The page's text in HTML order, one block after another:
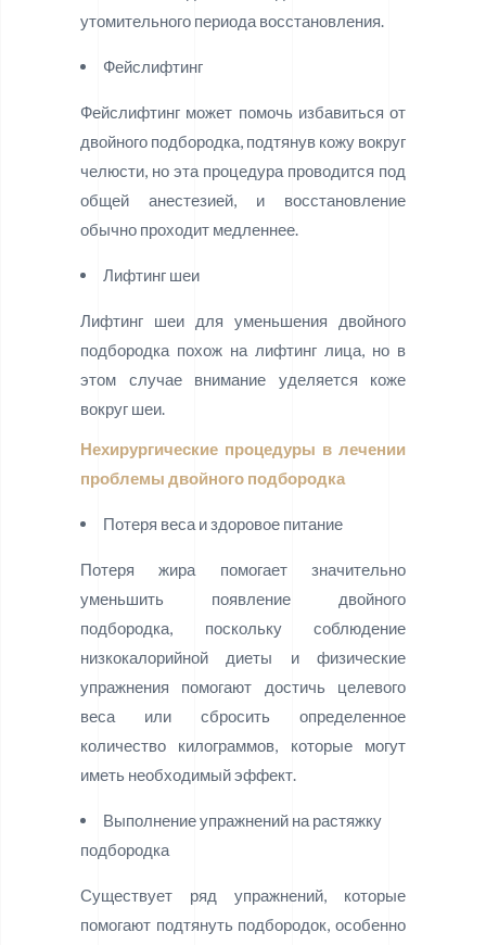
утомительного периода восстановления.
Фейслифтинг
Фейслифтинг может помочь избавиться от
двойного подбородка, подтянув кожу вокруг
челюсти, но эта процедура проводится под
общей анестезией, и восстановление
обычно проходит медленнее.
Лифтинг шеи
Лифтинг шеи для уменьшения двойного
подбородка похож на лифтинг лица, но в
этом случае внимание уделяется коже
вокруг шеи.
Нехирургические процедуры в лечении
проблемы двойного подбородка
Потеря веса и здоровое питание
Потеря жира помогает значительно
уменьшить появление двойного
подбородка, поскольку соблюдение
низкокалорийной диеты и физические
упражнения помогают достичь целевого
веса или сбросить определенное
количество килограммов, которые могут
иметь необходимый эффект.
Выполнение упражнений на растяжку
подбородка
Существует ряд упражнений, которые
помогают подтянуть подбородок, особенно